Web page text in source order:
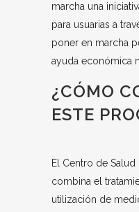
marcha una
para usuarias a
poner en marcha
ayuda económica
¿CÓMO
ESTE
El Centro de
combina el
utilización de